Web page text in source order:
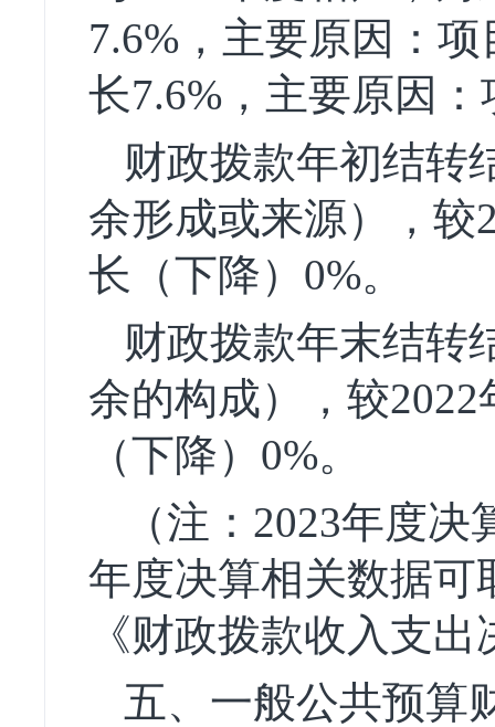
7.6%，主要原因：
长7.6%，主要原因
财政拨款年初结转
余形成或来源），较
长（下降）0%。
财政拨款年末结转
余的构成），较
（下降）0%。
（注：2023年度
年度决算相关数据可
《财政拨款收入支
五、一般公共预算